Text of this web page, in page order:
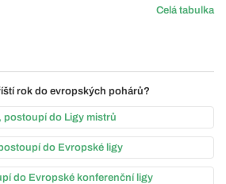
Celá tabulka
rok do evropských pohárů?
postoupí do Ligy mistrů
do Evropské ligy
do Evropské konferenční ligy